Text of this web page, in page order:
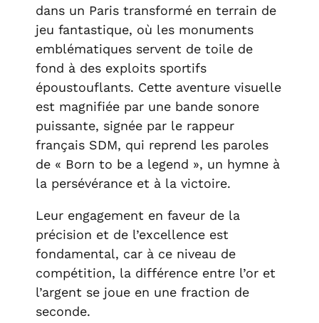
dans un Paris transformé en terrain de
jeu fantastique, où les monuments
emblématiques servent de toile de
fond à des exploits sportifs
époustouflants. Cette aventure visuelle
est magnifiée par une bande sonore
puissante, signée par le rappeur
français SDM, qui reprend les paroles
de « Born to be a legend », un hymne à
la persévérance et à la victoire.
Leur engagement en faveur de la
précision et de l’excellence est
fondamental, car à ce niveau de
compétition, la différence entre l’or et
l’argent se joue en une fraction de
seconde.